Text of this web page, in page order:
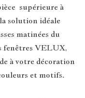
supérieure à
solution idéale
matinées du
fenêtres VELUX,
à votre décoration
et motifs.